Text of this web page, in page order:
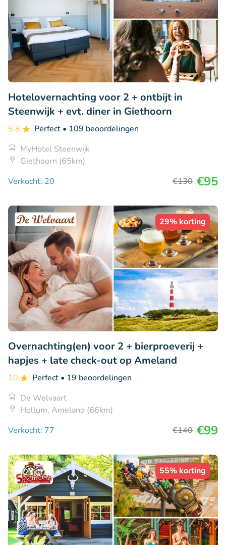
Hotelovernachting voor 2 + ontbijt in
Steenwijk + evt. diner in Giethoorn
9.8 Perfect • 109 beoordelingen
MyHotel Steenwijk
Giethoorn (65km)
Verkocht: 20
€130 €95
29% korting
Overnachting(en) voor 2 + bierproeverij +
hapjes + late check-out op Ameland
10 Perfect • 19 beoordelingen
De Welvaart
Hollum, Ameland (66km)
Verkocht: 77
€140 €99
55% korting